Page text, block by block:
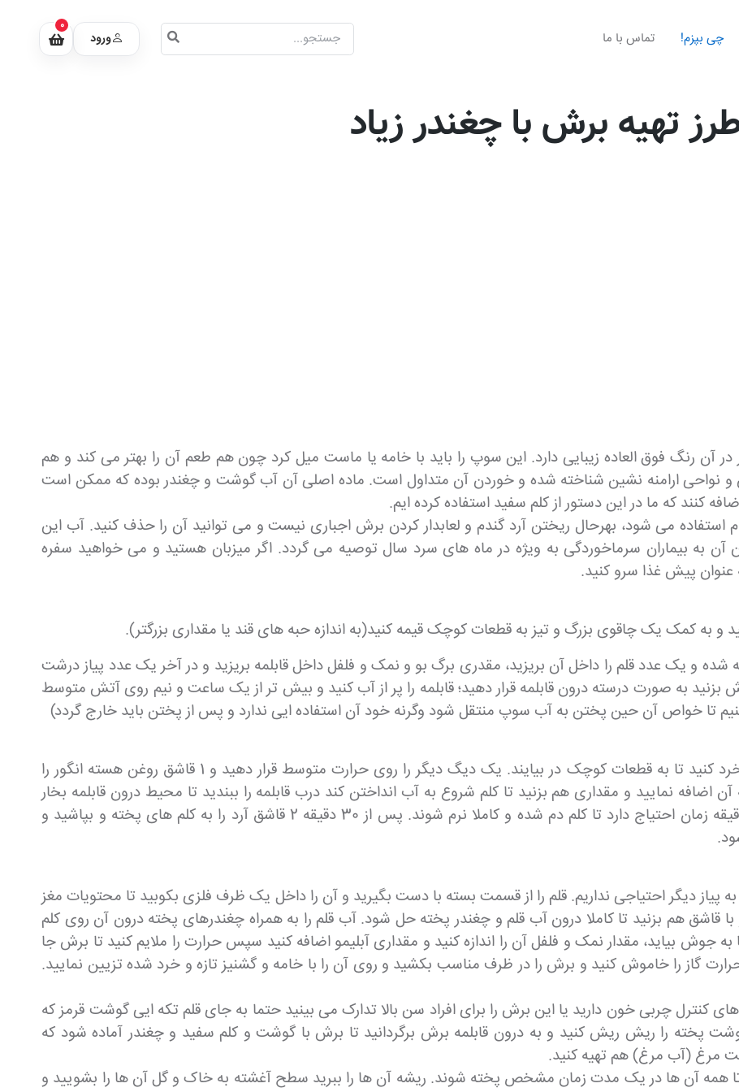
چی بپزم! تماس با ما ورود
0
تهیه برش با چغندر زیاد
آن رنگ فوق العاده زیبایی دارد. این سوپ را باید با خامه یا ماست میل کرد چون هم طعم آن را بهتر می کند و هم
و نواحی ارامنه نشین شناخته شده و خوردن آن متداول است. ماده اصلی آن آب گوشت و چغندر بوده که ممکن است
کنند که ما در این دستور از کلم سفید استفاده کرده ایم.
استفاده می شود، بهرحال ریختن آرد گندم و لعابدار کردن برش اجباری نیست و می توانید آن را حذف کنید. آب این
به بیماران سرماخوردگی به ویژه در ماه های سرد سال توصیه می گردد. اگر میزبان هستید و می خواهید سفره
عنوان پیش غذا سرو کنید.
شده و یک عدد قلم را داخل آن بریزید، مقدری برگ بو و نمک و فلفل داخل قابلمه بریزید و در آخر یک عدد پیاز درشت
به صورت درسته درون قابلمه قرار دهید؛ قابلمه را پر از آب کنید و بیش تر از یک ساعت و نیم روی آتش متوسط
تا خواص آن حین پختن به آب سوپ منتقل شود وگرنه خود آن استفاده ایی ندارد و پس از پختن باید خارج گردد)
یک عدد کلم سفید را بشویید و با چاقویی تیز آن را خرد کنید تا به قطعات کوچک در بیایند. یک دیگ دیگر را روی حرارت متوسط قرار دهید و 1 قاشق روغن هسته انگور را
نمایید و مقداری هم بزنید تا کلم شروع به آب انداختن کند درب قابلمه را ببندید تا محیط درون قابلمه بخار
کرده و کلم ها نرم و پخته شوند. این مرحله به 30 دقیقه زمان احتیاج دارد تا کلم دم شده و کاملا نرم شوند. پس از 30 دقیقه 2 قاشق آرد را به کلم های پخته و بپاشید و
به پیاز دیگر احتیاجی نداریم. قلم را از قسمت بسته با دست بگیرید و آن را داخل یک ظرف فلزی بکوبید تا محتویات مغز
با قاشق هم بزنید تا کاملا درون آب قلم و چغندر پخته حل شود. آب قلم را به همراه چغندرهای پخته درون آن روی کلم
جوش بیاید، مقدار نمک و فلفل آن را اندازه کنید و مقداری آبلیمو اضافه کنید سپس حرارت را ملایم کنید تا برش جا
گاز را خاموش کنید و برش را در ظرف مناسب بکشید و روی آن را با خامه و گشنیز تازه و خرد شده تزیین نمایید.
کنترل چربی خون دارید یا این برش را برای افراد سن بالا تدارک می بینید حتما به جای قلم تکه ایی گوشت قرمز که
پخته را ریش ریش کنید و به درون قابلمه برش برگردانید تا برش با گوشت و کلم سفید و چغندر آماده شود که
مرغ (آب مرغ) هم تهیه کنید.
تا همه آن ها در یک مدت زمان مشخص پخته شوند. ریشه آن ها را ببرید سطح آغشته به خاک و گل آن ها را بشویید و